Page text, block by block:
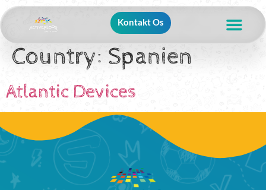
Kontakt Os
Country:Spanien
Atlantic Devices